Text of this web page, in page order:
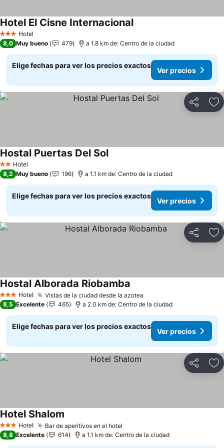
3 Estrellas
Hotel
Hotel El Cisne InternacionalVer precios
8,0 Muy bueno 479 a 1.8 km de: Centro de la ciudad
Elige fechas para ver los precios exactos
Ver precios
Compartir
2 Estrellas
Hotel
Hostal Puertas Del SolVer precios
8,2 Muy bueno 196 a 1.1 km de: Centro de la ciudad
Elige fechas para ver los precios exactos
Ver precios
Compartir
3 Estrellas
Hotel Vistas de la ciudad desde la azotea
Hostal Alborada Riobamba
8,5 Excelente 465 a 2.0 km de: Centro de la ciudad
Elige fechas para ver los precios exactos
Ver precios
Compartir
3 Estrellas
Hotel Bar de aperitivos en el hotel
Hotel Shalom
8,8 Excelente 614 a 1.1 km de: Centro de la ciudad